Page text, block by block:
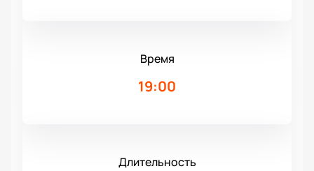
Время
19:00
Длительность